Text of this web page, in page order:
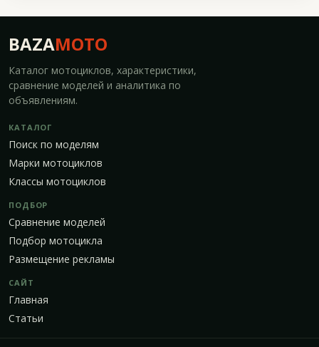
BAZAMOTO
Каталог мотоциклов, характеристики,
сравнение моделей и аналитика по
объявлениям.
КАТАЛОГ
Поиск по моделям
Марки мотоциклов
Классы мотоциклов
ПОДБОР
Сравнение моделей
Подбор мотоцикла
Размещение рекламы
САЙТ
Главная
Статьи